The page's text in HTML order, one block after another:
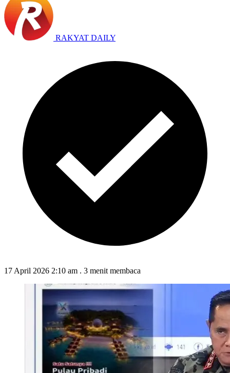
RAKYAT DAILY
17 April 2026 2:10 am . 3 menit membaca